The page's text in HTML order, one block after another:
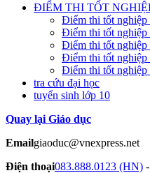
ĐIỂM THI TỐT
Điểm thi tốt
Điểm thi tốt
Điểm thi tốt
Điểm thi tốt
Điểm thi tốt nghiệp
tra cứu đại học
tuyển sinh lớp 10
Quay lại Giáo dục
Emailgiaoduc@vnexpress.net
Điện thoại083.888.0123 (HN) -